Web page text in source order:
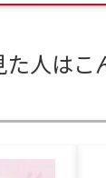
た人はこ